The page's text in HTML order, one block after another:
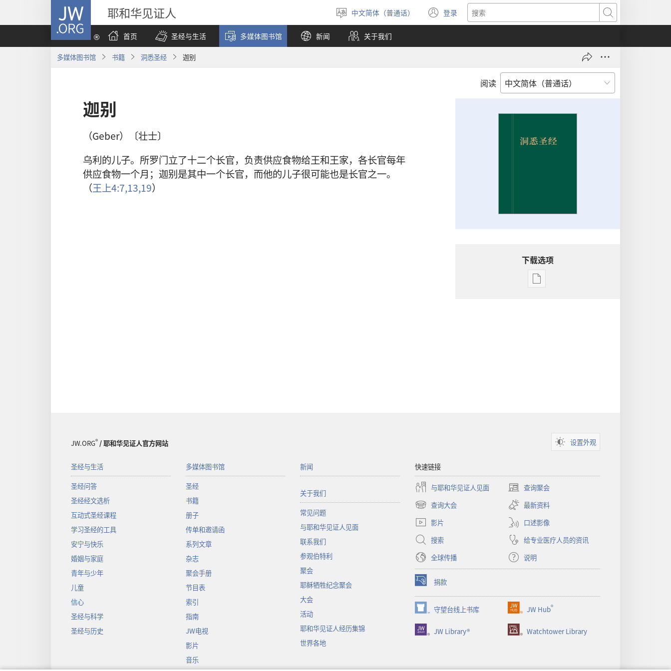
JW.ORG 耶和华见证人
选
择
语
言
中文简体（普通话） 登录
（打
开
窗
搜
索
首页
圣经与生活 多媒体图书馆 新闻 关于我们
多媒体图书馆 书籍 洞悉圣经 迦别
阅读
迦别
（Geber）〔壮士〕
乌利的儿子。所罗门立了十二个长官，负责供应食物给王和王家，各长官每年
供应食物一个月；迦别是其中一个长官，而他的儿子很可能也是长官之一。
（王上4:7,13,19）
下载选项
出
JW.ORG®/ 耶和华见证人官方网站 设置外观
圣经与生活
圣经问答
圣经经文选析
互动式圣经课程
学习圣经的工具
安宁与快乐
婚姻与家庭
青年与少年
儿童
信心
圣经与科学
圣经与历史
多媒体图书馆
圣经
书籍
册子
传单和邀请函
系列文章
杂志
聚会手册
节目表
索引
指南
JW电视
影片
音乐
新闻
关于我们
常见问题
与耶和华见证人见面
联系我们
参观伯特利
聚会
耶稣牺牲纪念聚会
大会
活动
耶和华见证人经历集锦
世界各地
快速链接
与耶和华见证人见面 查询聚会
（打
开
新
窗
口）
查询大会
（打
开
新
窗
口）
最新资料
影片
口述影像
搜索
给专业医疗人员的资讯
全球传播
说明
捐款
（打
开
新
窗
口）
守望台线上书库
（打
开
新
JW Hub®
（打
开
新
JW Library® Watchtower Library